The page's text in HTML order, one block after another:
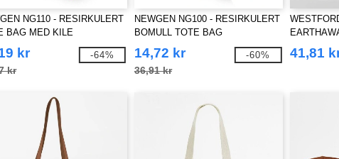
NG110 - RESIRKULERT
BAG MED KILE
kr
kr
-64%
NEWGEN NG100 - RESIRKULERT
BOMULL TOTE BAG
14,72 kr
36,91 kr
-60%
SHOPPER
41,81